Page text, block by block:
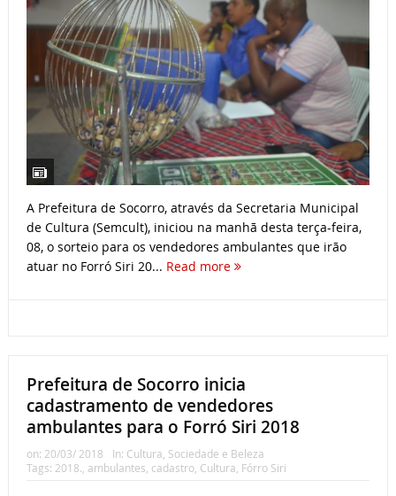
A Prefeitura de Socorro, através da Secretaria Municipal
de Cultura (Semcult), iniciou na manhã desta terça-feira,
08, o sorteio para os vendedores ambulantes que irão
atuar no Forró Siri 20... Read more
Prefeitura de Socorro inicia
cadastramento de vendedores
ambulantes para o Forró Siri 2018
on: 20/03/ 2018 In: Cultura Sociedade e Beleza
Tags: 2018. ambulantes cadastro, Cultura Fórro Siri